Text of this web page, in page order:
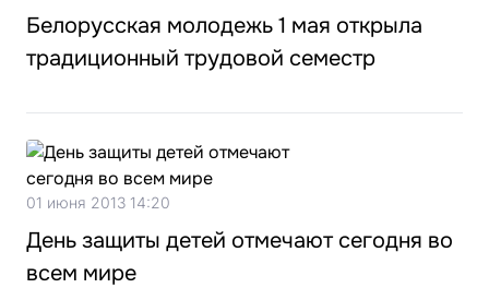
Белорусская молодежь 1 мая открыла
традиционный трудовой семестр
01 июня 2013 14:20
День защиты детей отмечают сегодня во
всем мире